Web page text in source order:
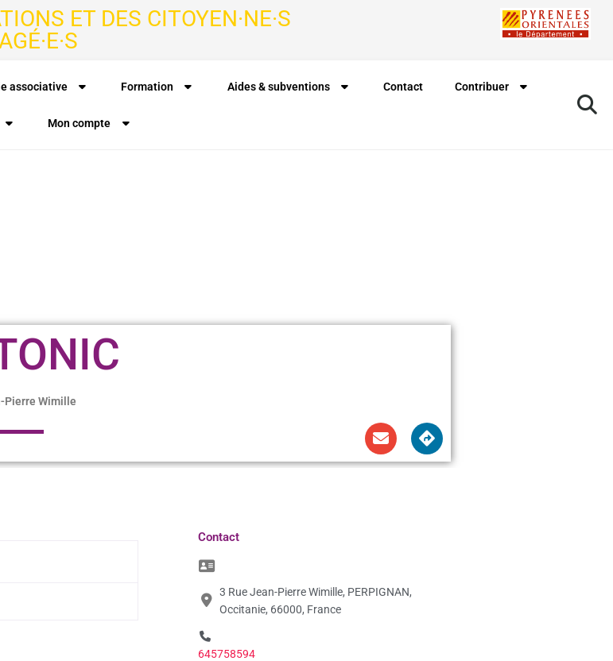
ET DES CITOYEN·NE·S
associative Formation Aides & subventions Contact Contribuer
Mon compte
Pierre Wimille
Contact
3 Rue Jean-Pierre Wimille, PERPIGNAN,
Occitanie, 66000, France
645758594